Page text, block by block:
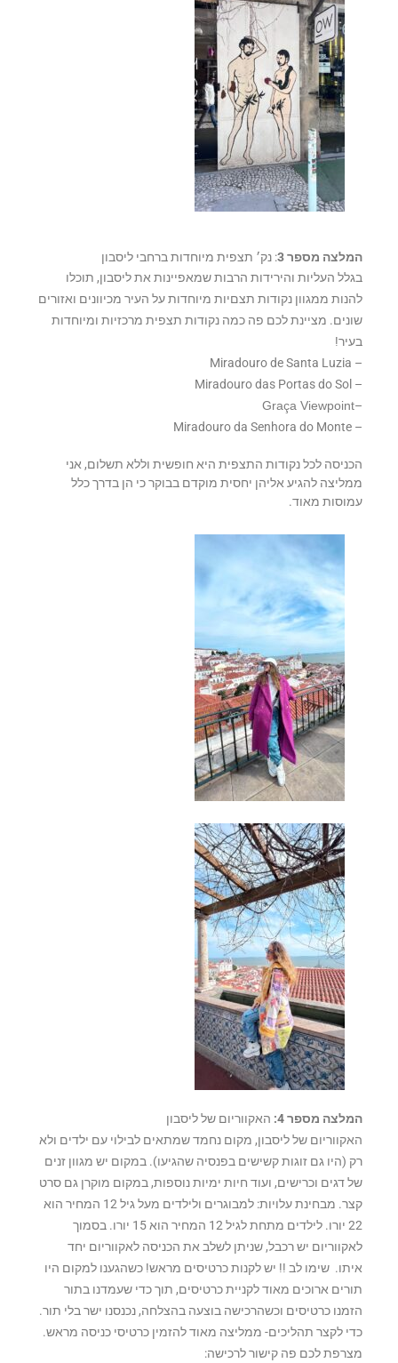
המלצה מספר 3
: נק׳ תצפית מיוחדות ברחבי ליסבון
בגלל העליות והירידות הרבות שמאפיינות את ליסבון, תוכלו
להנות ממגוון נקודות תצםיות מיוחדות על העיר מכיוונים ואזורים
שונים. מציינת לכם פה כמה נקודות תצפית מרכזיות ומיוחדות
בעיר!
– Miradouro de Santa Luzia
– Miradouro das Portas do Sol
–
Graça Viewpoint
– Miradouro da Senhora do Monte
הכניסה לכל נקודות התצפית היא חופשית וללא תשלום, אני
ממליצה להגיע אליהן יחסית מוקדם בבוקר כי הן בדרך כלל
עמוסות מאוד.
המלצה מספר 4:
האקווריום של ליסבון
האקווריום של ליסבון, מקום נחמד שמתאים לבילוי עם ילדים ולא
רק (היו גם זוגות קשישים בפנסיה שהגיעו). במקום יש מגוון זנים
של דגים וכרישים, ועוד חיות ימיות נוספות, במקום מוקרן גם סרט
קצר. מבחינת עלויות: למבוגרים ולילדים מעל גיל 12 המחיר הוא
22 יורו. לילדים מתחת לגיל 12 המחיר הוא 15 יורו. בסמוך
לאקווריום יש רכבל, שניתן לשלב את הכניסה לאקווריום יחד
איתו. שימו לב !! יש לקנות כרטיסים מראש! כשהגענו למקום היו
תורים ארוכים מאוד לקניית כרטיסים, תוך כדי שעמדנו בתור
הזמנו כרטיסים וכשהרכישה בוצעה בהצלחה, נכנסנו ישר בלי תור.
כדי לקצר תהליכים- ממליצה מאוד להזמין כרטיסי כניסה מראש.
מצרפת לכם פה קישור לרכישה: